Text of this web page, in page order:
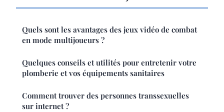
Quels sont les avantages des jeux vidéo de combat
en mode multijoueurs ?
Quelques conseils et utilités pour entretenir votre
plomberie et vos équipements sanitaires
Comment trouver des personnes transsexuelles
sur internet ?